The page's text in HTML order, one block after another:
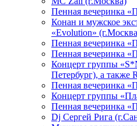
Пенная вечеринка
Конан и мужское
«Evolution»
Пенная вечеринка
Пенная вечеринка
Концерт группы
Петербург), а также
Пенная вечеринка
Концерт группы
Пенная вечеринка
Dj Сергей Рига